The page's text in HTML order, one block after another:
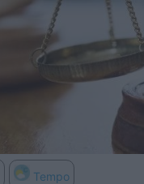
Tempo